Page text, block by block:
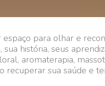
para olhar e
história, seus
aromaterapia,
sua saúde e